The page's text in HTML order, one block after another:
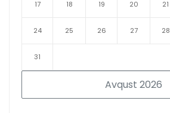
Avqust 2026
17 18 19 20 21
24 25 26 27 28
31